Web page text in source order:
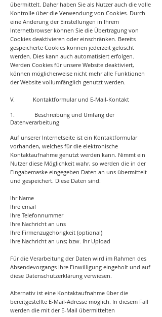
übermittelt. Daher haben Sie als Nutzer auch die volle
Kontrolle über die Verwendung von Cookies. Durch
eine Änderung der Einstellungen in Ihrem
Internetbrowser können Sie die Übertragung von
Cookies deaktivieren oder einschränken. Bereits
gespeicherte Cookies können jederzeit gelöscht
werden. Dies kann auch automatisiert erfolgen.
Werden Cookies für unsere Website deaktiviert,
können möglicherweise nicht mehr alle Funktionen
der Website vollumfänglich genutzt werden.
V. Kontaktformular und E-Mail-Kontakt
1. Beschreibung und Umfang der
Datenverarbeitung
Auf unserer Internetseite ist ein Kontaktformular
vorhanden, welches für die elektronische
Kontaktaufnahme genutzt werden kann. Nimmt ein
Nutzer diese Möglichkeit wahr, so werden die in der
Eingabemaske eingegeben Daten an uns übermittelt
und gespeichert. Diese Daten sind:
Ihr Name
Ihre email
Ihre Telefonnummer
Ihre Nachricht an uns
Ihre Firmenzugehörigkeit (optional)
Ihre Nachricht an uns; bzw. Ihr Upload
Für die Verarbeitung der Daten wird im Rahmen des
Absendevorgangs Ihre Einwilligung eingeholt und auf
diese Datenschutzerklärung verwiesen.
Alternativ ist eine Kontaktaufnahme über die
bereitgestellte E-Mail-Adresse möglich. In diesem Fall
werden die mit der E-Mail übermittelten